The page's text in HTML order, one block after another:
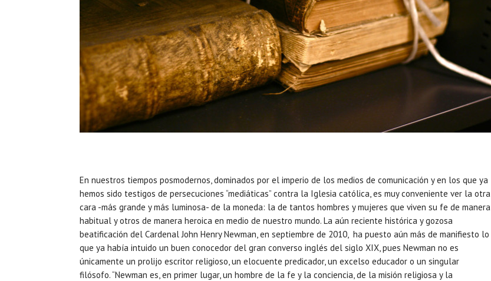
En nuestros tiempos posmodernos, dominados por el imperio de los medios de comunicación y en los que ya
hemos sido testigos de persecuciones “mediáticas” contra la Iglesia católica, es muy conveniente ver la otra
cara -más grande y más luminosa- de la moneda: la de tantos hombres y mujeres que viven su fe de manera
habitual y otros de manera heroica en medio de nuestro mundo. La aún reciente histórica y gozosa
beatificación del Cardenal John Henry Newman, en septiembre de 2010, ha puesto aún más de manifiesto lo
que ya había intuido un buen conocedor del gran converso inglés del siglo XIX, pues Newman no es
únicamente un prolijo escritor religioso, un elocuente predicador, un excelso educador o un singular
filósofo. “Newman es, en primer lugar, un hombre de la fe y la conciencia, de la misión religiosa y la